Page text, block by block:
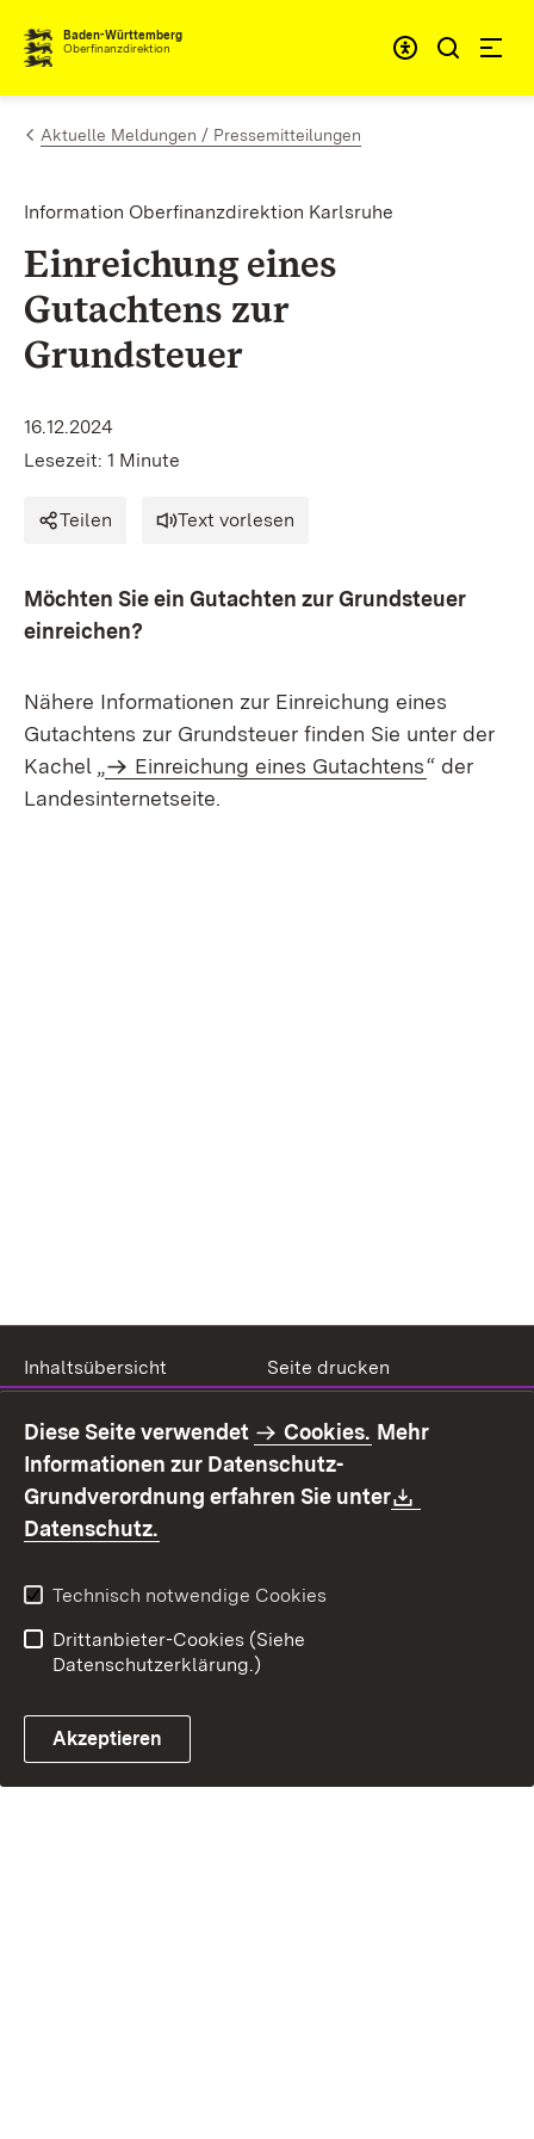
Zum Inhalt springen
Baden-Württemberg
Oberfinanzdirektion
Aktuelle Meldungen / Pressemitteilungen
Information Oberfinanzdirektion Karlsruhe
Einreichung eines
Gutachtens zur
Grundsteuer
16.12.2024
Lesezeit: 1 Minute
Teilen Text vorlesen
Möchten Sie ein Gutachten zur Grundsteuer
einreichen?
Nähere Informationen zur Einreichung eines
Gutachtens zur Grundsteuer finden Sie unter der
Kachel „
Einreichung eines Gutachtens“ der
Landesinternetseite.
Inhaltsübersicht
Seite drucken
Benutzungshinweise
Erklärung zur
Barrierefreiheit
Kontakt
Fehlerhaften Link melden
Diese Seite verwendet Cookies. Mehr
Informationen zur Datenschutz-
Grundverordnung erfahren Sie unter
Datenschutz.
Technisch notwendige Cookies
Drittanbieter-Cookies (Siehe
Datenschutzerklärung.)
Akzeptieren